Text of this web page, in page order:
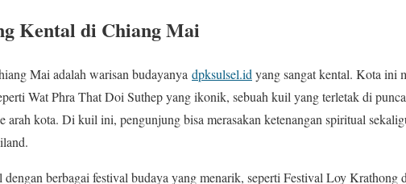
Kental di Chiang Mai
Mai adalah warisan budayanya dpksulsel.id yang sangat kental. Kota ini
Wat Phra That Doi Suthep yang ikonik, sebuah kuil yang terletak di
arah kota. Di kuil ini, pengunjung bisa merasakan ketenangan spiritual
berbagai festival budaya yang menarik, seperti Festival Loy Krathong